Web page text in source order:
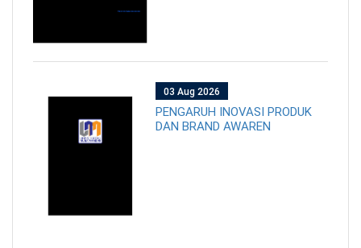
03 Aug 2026
PENGARUH INOVASI PRODUK
DAN BRAND AWAREN